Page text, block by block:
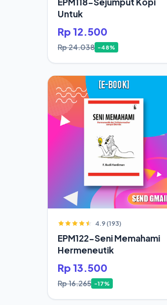
Untuk
Rp 12.500
Rp 24.038 -48%
4.9 (193)
EPM122-Seni Memahami
Hermeneutik
Rp 13.500
Rp 16.265 -17%